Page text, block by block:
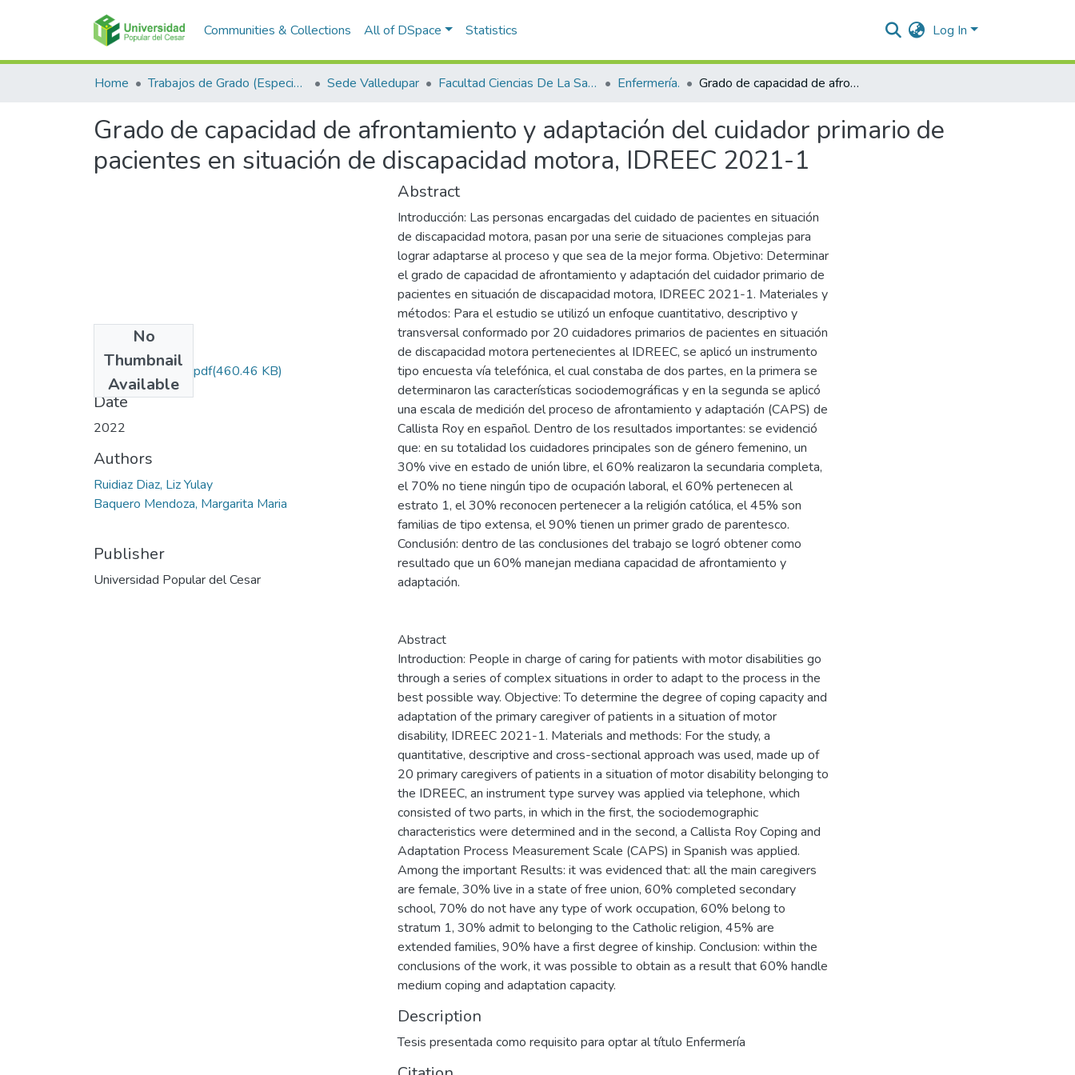
Communities & Collections All of DSpace Statistics Log In
Home Trabajos de Grado (Especializaciones y Pregrados) Sede Valledupar Facultad Ciencias De La Salud. Enfermería. Grado de capacidad de afrontamiento y adaptación del cuidador primario de pacientes en situación de discapacidad motora, IDREEC 2021-1
Grado de capacidad de afrontamiento y adaptación del cuidador primario de
pacientes en situación de discapacidad motora, IDREEC 2021-1
No
Thumbnail
Available
RuidiazDiaz.2022.pdf(460.46 KB)
Date
2022
Authors
Ruidiaz Diaz, Liz Yulay
Baquero Mendoza, Margarita Maria
Publisher
Universidad Popular del Cesar
Abstract
Introducción: Las personas encargadas del cuidado de pacientes en situación
de discapacidad motora, pasan por una serie de situaciones complejas para
lograr adaptarse al proceso y que sea de la mejor forma. Objetivo: Determinar
el grado de capacidad de afrontamiento y adaptación del cuidador primario de
pacientes en situación de discapacidad motora, IDREEC 2021-1. Materiales y
métodos: Para el estudio se utilizó un enfoque cuantitativo, descriptivo y
transversal conformado por 20 cuidadores primarios de pacientes en situación
de discapacidad motora pertenecientes al IDREEC, se aplicó un instrumento
tipo encuesta vía telefónica, el cual constaba de dos partes, en la primera se
determinaron las características sociodemográficas y en la segunda se aplicó
una escala de medición del proceso de afrontamiento y adaptación (CAPS) de
Callista Roy en español. Dentro de los resultados importantes: se evidenció
que: en su totalidad los cuidadores principales son de género femenino, un
30% vive en estado de unión libre, el 60% realizaron la secundaria completa,
el 70% no tiene ningún tipo de ocupación laboral, el 60% pertenecen al
estrato 1, el 30% reconocen pertenecer a la religión católica, el 45% son
familias de tipo extensa, el 90% tienen un primer grado de parentesco.
Conclusión: dentro de las conclusiones del trabajo se logró obtener como
resultado que un 60% manejan mediana capacidad de afrontamiento y
adaptación.
Abstract
Introduction: People in charge of caring for patients with motor disabilities go
through a series of complex situations in order to adapt to the process in the
best possible way. Objective: To determine the degree of coping capacity and
adaptation of the primary caregiver of patients in a situation of motor
disability, IDREEC 2021-1. Materials and methods: For the study, a
quantitative, descriptive and cross-sectional approach was used, made up of
20 primary caregivers of patients in a situation of motor disability belonging to
the IDREEC, an instrument type survey was applied via telephone, which
consisted of two parts, in which in the first, the sociodemographic
characteristics were determined and in the second, a Callista Roy Coping and
Adaptation Process Measurement Scale (CAPS) in Spanish was applied.
Among the important Results: it was evidenced that: all the main caregivers
are female, 30% live in a state of free union, 60% completed secondary
school, 70% do not have any type of work occupation, 60% belong to
stratum 1, 30% admit to belonging to the Catholic religion, 45% are
extended families, 90% have a first degree of kinship. Conclusion: within the
conclusions of the work, it was possible to obtain as a result that 60% handle
medium coping and adaptation capacity.
Description
Tesis presentada como requisito para optar al título Enfermería